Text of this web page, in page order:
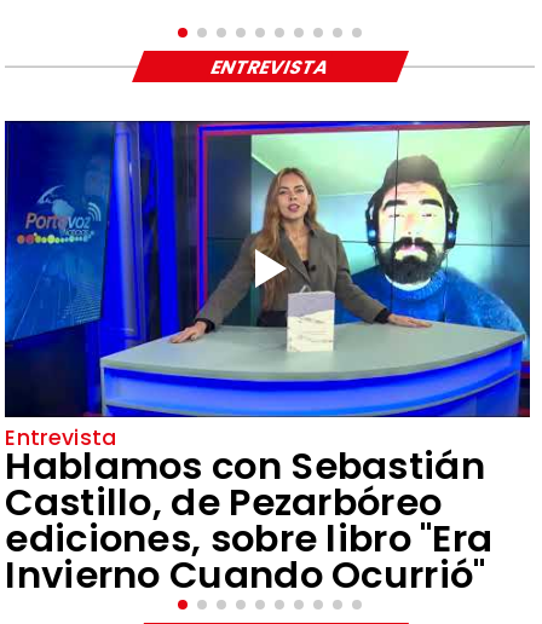
Entrevista
Hablamos con Sebastián
Castillo, de Pezarbóreo
ediciones, sobre libro "Era
Invierno Cuando Ocurrió"
ENTREVISTA